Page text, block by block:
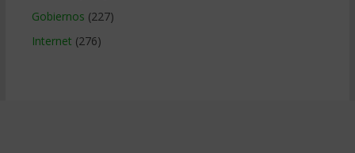
Gobiernos (227)
Internet (276)